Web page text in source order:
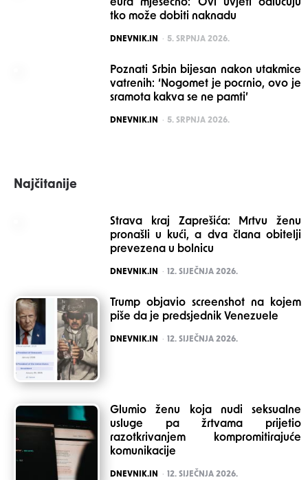
eura mjesečno: Ovi uvjeti odlučuju
tko može dobiti naknadu
POSTED
DNEVNIK.IN 5. SRPNJA 2026.
Poznati Srbin bijesan nakon utakmice
vatrenih: ‘Nogomet je pocrnio, ovo je
sramota kakva se ne pamti’
POSTED
DNEVNIK.IN 5. SRPNJA 2026.
Najčitanije
Strava kraj Zaprešića: Mrtvu ženu
pronašli u kući, a dva člana obitelji
prevezena u bolnicu
POSTED
DNEVNIK.IN 12. SIJEČNJA 2026.
Trump objavio screenshot na kojem
piše da je predsjednik Venezuele
POSTED
DNEVNIK.IN 12. SIJEČNJA 2026.
Glumio ženu koja nudi seksualne
usluge pa žrtvama prijetio
razotkrivanjem kompromitirajuće
komunikacije
POSTED
DNEVNIK.IN 12. SIJEČNJA 2026.